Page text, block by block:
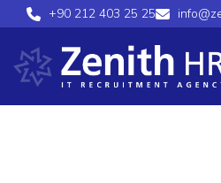
+90 212 403 25 25